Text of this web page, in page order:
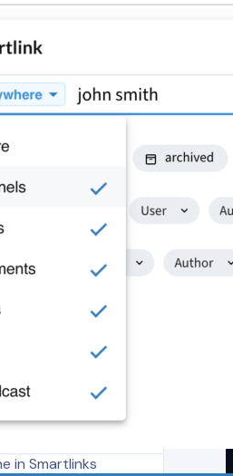
in Smartlinks